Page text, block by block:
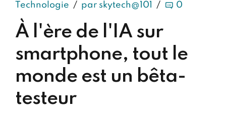
Technologie par skytech@101 0
À l'ère de l'IA sur
smartphone, tout le
monde est un bêta-
testeur